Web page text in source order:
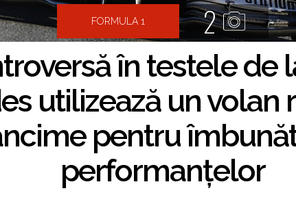
FORMULA 1 2
în testele de
utilizează un volan
pentru
performanțelor